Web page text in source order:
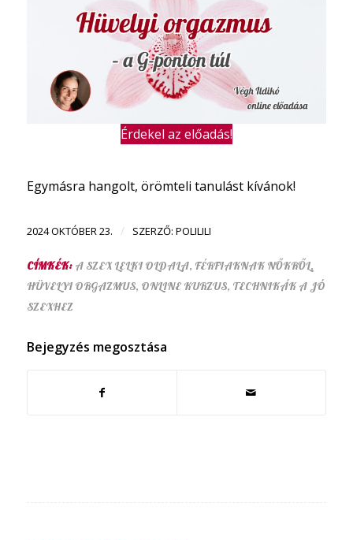
Érdekel az előadás!
Egymásra hangolt, örömteli tanulást kívánok!
2024 OKTÓBER 23. / SZERZŐ: POLILILI
CÍMKÉK: A SZEX LELKI OLDALA, FÉRFIAKNAK NŐKRŐL,
HÜVELYI ORGAZMUS, ONLINE KURZUS, TECHNIKÁK A JÓ
SZEXHEZ
Bejegyzés megosztása